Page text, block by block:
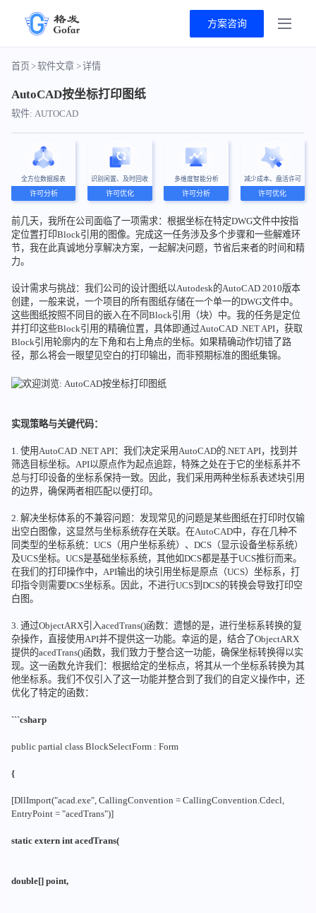
方案咨询
首页>软件文章 >详情
AutoCAD按坐标打印图纸
软件: AUTOCAD
全方位数据报表
许可分析
识别闲置、及时回收
许可优化
多维度智能分析
许可分析
减少成本、盘活许可
许可优化
前几天，我所在公司面临了一项需求：根据坐标在特定DWG文件中按指
定位置打印Block引用的图像。完成这一任务涉及多个步骤和一些解难环
节，我在此真诚地分享解决方案，一起解决问题，节省后来者的时间和精
力。
设计需求与挑战：我们公司的设计图纸以Autodesk的AutoCAD 2010版本
创建，一般来说，一个项目的所有图纸存储在一个单一的DWG文件中。
这些图纸按照不同目的嵌入在不同Block引用（块）中。我的任务是定位
并打印这些Block引用的精确位置，具体即通过AutoCAD .NET API，获取
Block引用轮廓内的左下角和右上角点的坐标。如果精确动作切错了路
径，那么将会一眼望见空白的打印输出，而非预期标准的图纸集锦。
实现策略与关键代码：
1. 使用AutoCAD .NET API：我们决定采用AutoCAD的.NET API，找到并
筛选目标坐标。API以原点作为起点追踪，特殊之处在于它的坐标系并不
总与打印设备的坐标系保持一致。因此，我们采用两种坐标系表述块引用
的边界，确保两者相匹配以便打印。
2. 解决坐标体系的不兼容问题：发现常见的问题是某些图纸在打印时仅输
出空白图像，这显然与坐标系统存在关联。在AutoCAD中，存在几种不
同类型的坐标系统：UCS（用户坐标系统）、DCS（显示设备坐标系统）
及UCS坐标。UCS是基础坐标系统，其他如DCS都是基于UCS推衍而来。
在我们的打印操作中，API输出的块引用坐标是原点（UCS）坐标系，打
印指令则需要DCS坐标系。因此，不进行UCS到DCS的转换会导致打印空
白图。
3. 通过ObjectARX引入acedTrans()函数：遗憾的是，进行坐标系转换的复
杂操作，直接使用API并不提供这一功能。幸运的是，结合了ObjectARX
提供的acedTrans()函数，我们致力于整合这一功能，确保坐标转换得以实
现。这一函数允许我们：根据给定的坐标点，将其从一个坐标系转换为其
他坐标系。我们不仅引入了这一功能并整合到了我们的自定义操作中，还
优化了特定的函数：
```csharp
public partial class BlockSelectForm : Form
{
[DllImport("acad.exe", CallingConvention = CallingConvention.Cdecl,
EntryPoint = "acedTrans")]
static extern int acedTrans(
double[] point,